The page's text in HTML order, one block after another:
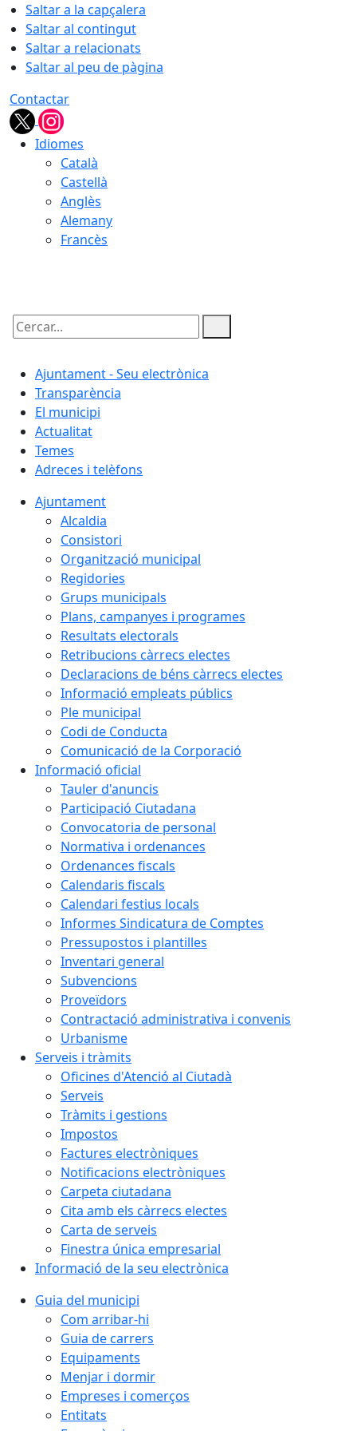
Saltar a la capçalera
Saltar al contingut
Saltar a relacionats
Saltar al peu de pàgina
Contactar
Idiomes
Català
Castellà
Anglès
Alemany
Francès
Cercar:
Ajuntament - Seu electrònica
Transparència
El municipi
Actualitat
Temes
Adreces i telèfons
Ajuntament
Alcaldia
Consistori
Organització municipal
Regidories
Grups municipals
Plans, campanyes i programes
Resultats electorals
Retribucions càrrecs electes
Declaracions de béns càrrecs electes
Informació empleats públics
Ple municipal
Codi de Conducta
Comunicació de la Corporació
Informació oficial
Tauler d'anuncis
Participació Ciutadana
Convocatoria de personal
Normativa i ordenances
Ordenances fiscals
Calendaris fiscals
Calendari festius locals
Informes Sindicatura de Comptes
Pressupostos i plantilles
Inventari general
Subvencions
Proveïdors
Contractació administrativa i convenis
Urbanisme
Serveis i tràmits
Oficines d'Atenció al Ciutadà
Serveis
Tràmits i gestions
Impostos
Factures electròniques
Notificacions electròniques
Carpeta ciutadana
Cita amb els càrrecs electes
Carta de serveis
Finestra única empresarial
Informació de la seu electrònica
Guia del municipi
Com arribar-hi
Guia de carrers
Equipaments
Menjar i dormir
Empreses i comerços
Entitats